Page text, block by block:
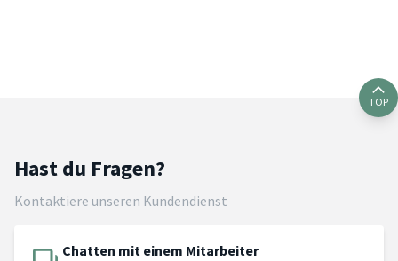
TOP
Hast du Fragen?
Kontaktiere unseren Kundendienst
Chatten mit einem Mitarbeiter